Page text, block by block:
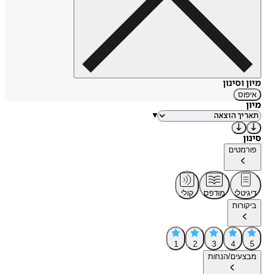
מיון וסינון
איפוס
מיון
▾
סינון
פורמטים
דיגיטלי מודפס
קולי
ביקורות
5
4
3
2
1
מבצעים/הנחות